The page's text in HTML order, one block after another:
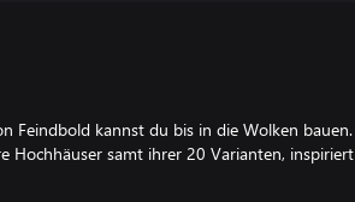
Feindbold kannst du bis in die Wolken bauen.
Hochhäuser samt ihrer 20 Varianten, inspiriert